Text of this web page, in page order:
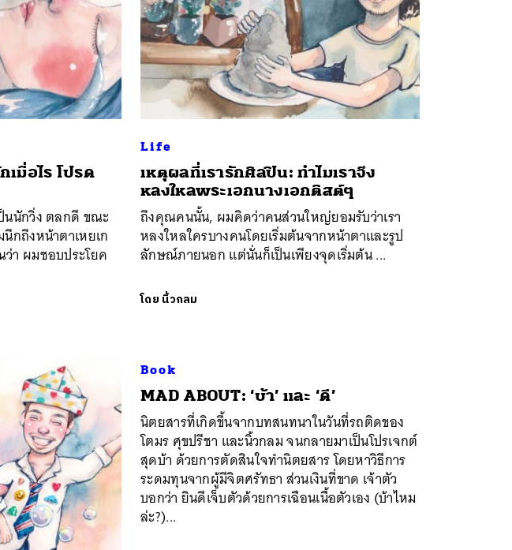
เมื่อไร โปรด
นักวิ่ง ตลกดี ขณะ
กถึงหน้าตาเหยเก
า ผมชอบประโยค
Life
เหตุผลที่เรารักศิลปิน: ทำไมเราจึง
หลงใหลพระเอกนางเอกติสต์ๆ
​ถึงคุณคนนั้น, ผมคิดว่าคนส่วนใหญ่ยอมรับว่าเรา
หลงใหลใครบางคนโดยเริ่มต้นจากหน้าตาและรูป
ลักษณ์ภายนอก แต่นั่นก็เป็นเพียงจุดเริ่มต้น ...
โดย นิ้วกลม
Book
MAD ABOUT: ‘บ้า’ และ ‘ดี’
นิตยสารที่เกิดขึ้นจากบทสนทนาในวันที่รถติดของ
โตมร ศุขปรีชา และนิ้วกลม จนกลายมาเป็นโปรเจกต์
สุดบ้า ด้วยการตัดสินใจทำนิตยสาร โดยหาวิธีการ
ระดมทุนจากผู้มีจิตศรัทธา ส่วนเงินที่ขาด เจ้าตัว
บอกว่า ยินดีเจ็บตัวด้วยการเฉือนเนื้อตัวเอง (บ้าไหม
ล่ะ?)...
LINE EMAIL